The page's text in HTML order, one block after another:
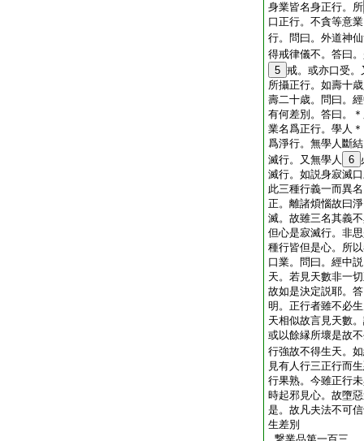
身業皆名身正行。所
口正行。不貪等意
行。問曰。外道神
得戒律儀不。答曰
5 戒。或亦口受
所攝正行。如壽十
壽二十歳。問曰。
有何差別。答曰。
業名爲正行。學人
爲淨行。無學人斷
滅行。又無學人
6
滅行。如説身寂滅
此三種行義一而異
正。離諸煩惱故曰
滅。故雖三名其義
但心是寂滅行。非
種行皆但是心。所
口業。問曰。經中
天。若見天數非一
故如是決定説耶。
明。正行者雖不必
天相似故言見天數
或以餘縁所壞是故
行強故不得生天。
見有人行三正行而
行果熟。今雖正行
時起邪見心。故墮
是。故凡夫法不可
生差別